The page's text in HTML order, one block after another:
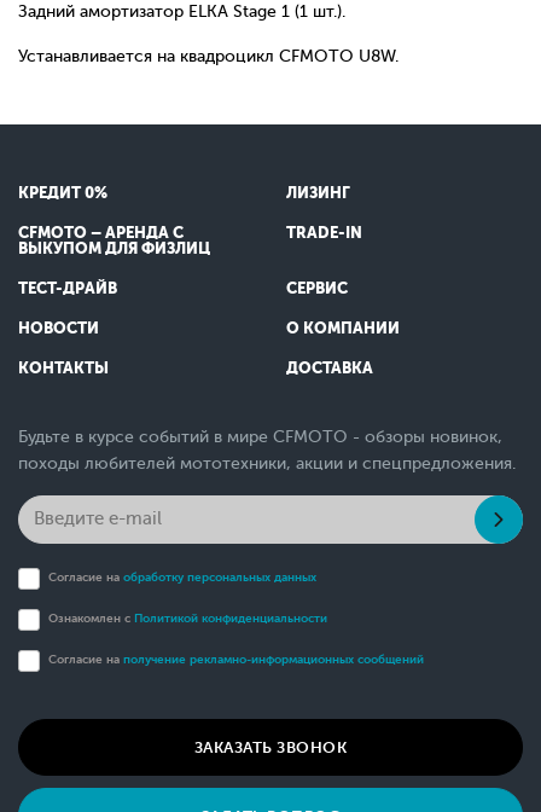
Задний амортизатор ELKA Stage 1 (1 шт.).
Устанавливается на квадроцикл CFMOTO U8W.
КРЕДИТ 0% ЛИЗИНГ
CFMOTO – АРЕНДА С
ВЫКУПОМ ДЛЯ ФИЗЛИЦ
TRADE-IN
ТЕСТ-ДРАЙВ СЕРВИС
НОВОСТИ О КОМПАНИИ
КОНТАКТЫ ДОСТАВКА
Будьте в курсе событий в мире CFMOTO - обзоры новинок,
походы любителей мототехники, акции и спецпредложения.
Согласие на обработку персональных данных
Ознакомлен с Политикой конфиденциальности
Согласие на получение рекламно-информационных сообщений
ЗАКАЗАТЬ ЗВОНОК